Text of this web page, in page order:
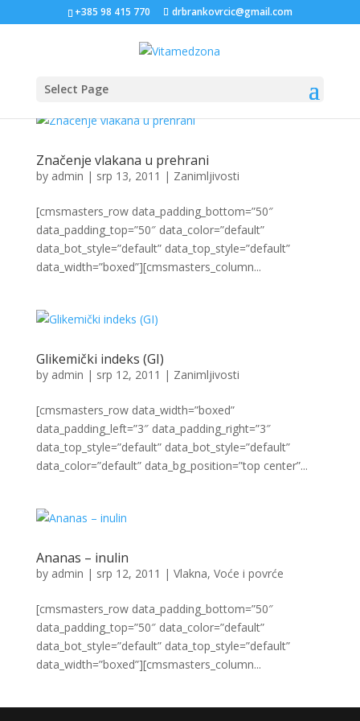
+385 98 415 770 drbrankovrcic@gmail.com
Select Page
Značenje vlakana u prehrani
by admin | srp 13, 2011 | Zanimljivosti
[cmsmasters_row data_padding_bottom=”50″
data_padding_top=”50″ data_color=”default”
data_bot_style=”default” data_top_style=”default”
data_width=”boxed”][cmsmasters_column...
Glikemički indeks (GI)
by admin | srp 12, 2011 | Zanimljivosti
[cmsmasters_row data_width=”boxed”
data_padding_left=”3″ data_padding_right=”3″
data_top_style=”default” data_bot_style=”default”
data_color=”default” data_bg_position=”top center”...
Ananas – inulin
by admin | srp 12, 2011 | Vlakna, Voće i povrće
[cmsmasters_row data_padding_bottom=”50″
data_padding_top=”50″ data_color=”default”
data_bot_style=”default” data_top_style=”default”
data_width=”boxed”][cmsmasters_column...